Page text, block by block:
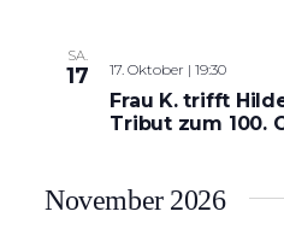
SA.
17 17. Oktober | 19:30
Frau K. trifft
Tribut zum 100.
November 2026